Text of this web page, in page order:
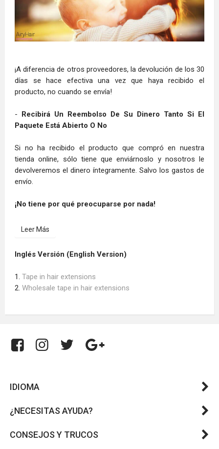
¡A diferencia de otros proveedores, la devolución de los 30
días se hace efectiva una vez que haya recibido el
producto, no cuando se envía!
- Recibirá Un Reembolso De Su Dinero Tanto Si El
Paquete Está Abierto O No
Si no ha recibido el producto que compró en nuestra
tienda online, sólo tiene que enviárnoslo y nosotros le
devolveremos el dinero íntegramente. Salvo los gastos de
envío.
¡No tiene por qué preocuparse por nada!
Leer Más
Inglés Versión (English Version)
1. Tape in hair extensions
2. Wholesale tape in hair extensions
IDIOMA
¿NECESITAS AYUDA?
CONSEJOS Y TRUCOS